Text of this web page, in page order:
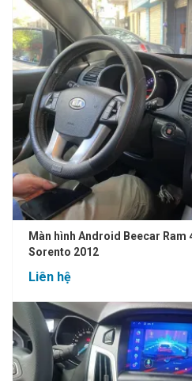
Màn hình Android Beecar Ram
Sorento 2012
Liên hệ